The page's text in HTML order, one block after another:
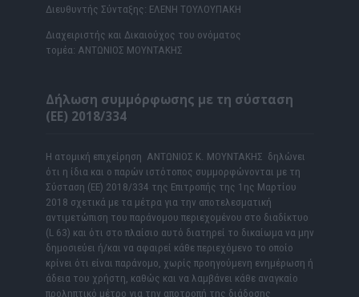
Διευθυντής Σύνταξης: ΕΛΕΝΗ ΤΟΥΛΟΥΠΑΚΗ
Διαχειριστής και Δικαιούχος του ονόματος
τομέα: ΑΝΤΩΝΙΟΣ ΜΟΥΝΤΑΚΗΣ
Δήλωση συμμόρφωσης με τη σύσταση
(ΕΕ) 2018/334
Η ατομική επιχείρηση ΑΝΤΩΝΙΟΣ Κ. ΜΟΥΝΤΑΚΗΣ δηλώνει
ότι η ίδια και ο παρών ιστότοπος συμμορφώνονται με τη
Σύσταση (ΕΕ) 2018/334 της Επιτροπής της 1ης Μαρτίου
2018 σχετικά με τα μέτρα για την αποτελεσματική
αντιμετώπιση του παράνομου περιεχομένου στο διαδίκτυο
(L 63) και ότι στο πλαίσιο αυτό διατηρεί το δικαίωμα να μην
δημοσιεύει ή/και να αφαιρεί κάθε περιεχόμενο το οποίο
κρίνει ότι είναι παράνομο, χωρίς προηγούμενη ενημέρωση ή
άδεια του χρήστη, καθώς και να λαμβάνει κάθε αναγκαίο
προληπτικό μέτρο για την αποτροπή της διάδοσης